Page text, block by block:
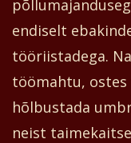
endiselt
tööriistadega.
töömahtu,
hõlbustada
neist